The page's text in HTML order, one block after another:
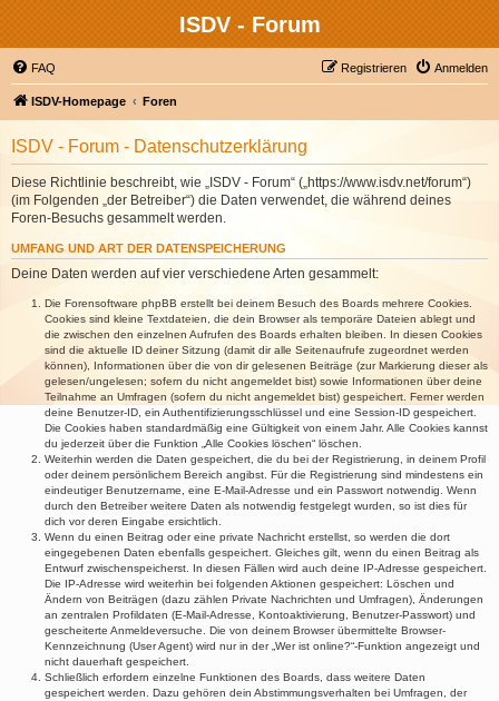
ISDV - Forum
FAQ Anmelden
Registrieren
ISDV-Homepage Foren
ISDV - Forum - Datenschutzerklärung
Diese Richtlinie beschreibt, wie „ISDV - Forum“ („https://www.isdv.net/forum“)
(im Folgenden „der Betreiber“) die Daten verwendet, die während deines
Foren-Besuchs gesammelt werden.
UMFANG UND ART DER DATENSPEICHERUNG
Deine Daten werden auf vier verschiedene Arten gesammelt:
Die Forensoftware phpBB erstellt bei deinem Besuch des Boards mehrere Cookies.
Cookies sind kleine Textdateien, die dein Browser als temporäre Dateien ablegt und
die zwischen den einzelnen Aufrufen des Boards erhalten bleiben. In diesen Cookies
sind die aktuelle ID deiner Sitzung (damit dir alle Seitenaufrufe zugeordnet werden
können), Informationen über die von dir gelesenen Beiträge (zur Markierung dieser als
gelesen/ungelesen; sofern du nicht angemeldet bist) sowie Informationen über deine
Teilnahme an Umfragen (sofern du nicht angemeldet bist) gespeichert. Ferner werden
deine Benutzer-ID, ein Authentifizierungsschlüssel und eine Session-ID gespeichert.
Die Cookies haben standardmäßig eine Gültigkeit von einem Jahr. Alle Cookies kannst
du jederzeit über die Funktion „Alle Cookies löschen“ löschen.
Weiterhin werden die Daten gespeichert, die du bei der Registrierung, in deinem Profil
oder deinem persönlichem Bereich angibst. Für die Registrierung sind mindestens ein
eindeutiger Benutzername, eine E-Mail-Adresse und ein Passwort notwendig. Wenn
durch den Betreiber weitere Daten als notwendig festgelegt wurden, so ist dies für
dich vor deren Eingabe ersichtlich.
Wenn du einen Beitrag oder eine private Nachricht erstellst, so werden die dort
eingegebenen Daten ebenfalls gespeichert. Gleiches gilt, wenn du einen Beitrag als
Entwurf zwischenspeicherst. In diesen Fällen wird auch deine IP-Adresse gespeichert.
Die IP-Adresse wird weiterhin bei folgenden Aktionen gespeichert: Löschen und
Ändern von Beiträgen (dazu zählen Private Nachrichten und Umfragen), Änderungen
an zentralen Profildaten (E-Mail-Adresse, Kontoaktivierung, Benutzer-Passwort) und
gescheiterte Anmeldeversuche. Die von deinem Browser übermittelte Browser-
Kennzeichnung (User Agent) wird nur in der „Wer ist online?“-Funktion angezeigt und
nicht dauerhaft gespeichert.
Schließlich erfordern einzelne Funktionen des Boards, dass weitere Daten
gespeichert werden. Dazu gehören dein Abstimmungsverhalten bei Umfragen, der